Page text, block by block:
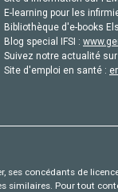
E-learning pour les
Bibliothèque d'e-books
Blog special IFSI :
Suivez notre actualité
Site d'emploi en santé :
ses concédants de
similaires. Pour tout